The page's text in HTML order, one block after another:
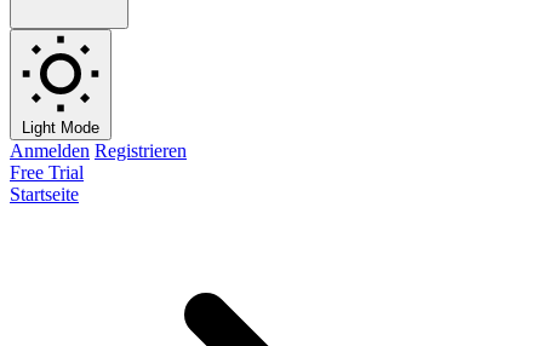
Light Mode
Anmelden Registrieren
Free Trial
Startseite